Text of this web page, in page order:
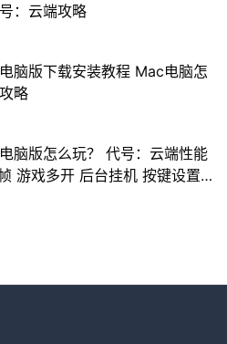
：云端攻略
脑版下载安装教程 Mac电脑怎
略
脑版怎么玩？ 代号：云端性能
游戏多开 后台挂机 按键设置